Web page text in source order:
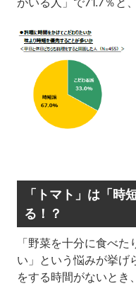
「トマト」は「時
る！？
「野菜を十分に食べ
い」という悩みが挙げ
をする時間がないとき